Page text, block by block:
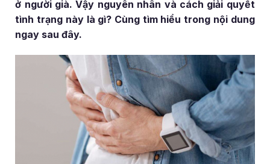
ở người già. Vậy nguyên nhân và cách giải quyết
tình trạng này là gì? Cùng tìm hiểu trong nội dung
ngay sau đây.